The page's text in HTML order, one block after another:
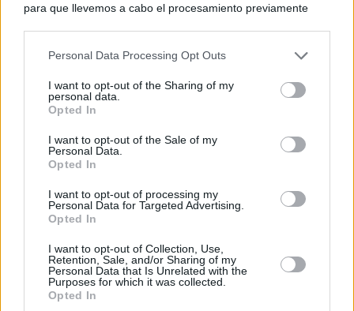
para que llevemos a cabo el procesamiento previamente
negar su consentimiento. Tenga en cuenta que algún
de su consentimiento, pero usted tiene el derecho de
rechazar tal procesamiento. Sus preferencias se aplicarán
cualquier momento entrando de nuevo en este sitio web o
visitando nuestra política de privacidad.
Personal Data Processing Opt Outs
I want to opt-out of the Sharing of my
personal data.
Opted In
I want to opt-out of the Sale of my
Personal Data.
Opted In
I want to opt-out of processing my
Personal Data for Targeted Advertising.
Opted In
I want to opt-out of Collection, Use,
Retention, Sale, and/or Sharing of my
Personal Data that Is Unrelated with the
Purposes for which it was collected.
Opted In